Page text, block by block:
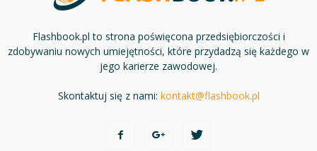
Flashbook.pl to strona poświęcona przedsiębiorczości i
zdobywaniu nowych umiejętności, które przydadzą się każdego w
jego karierze zawodowej.
Skontaktuj się z nami: kontakt@flashbook.pl